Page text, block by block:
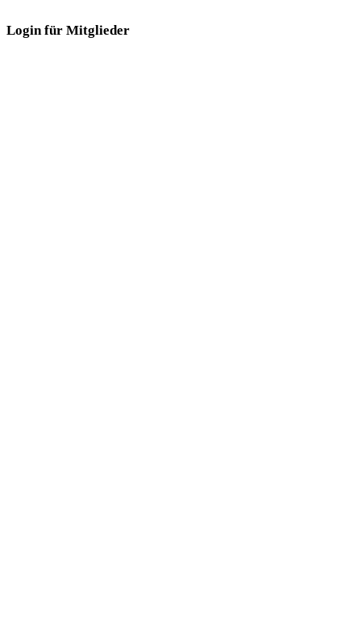
Login für Mitglieder